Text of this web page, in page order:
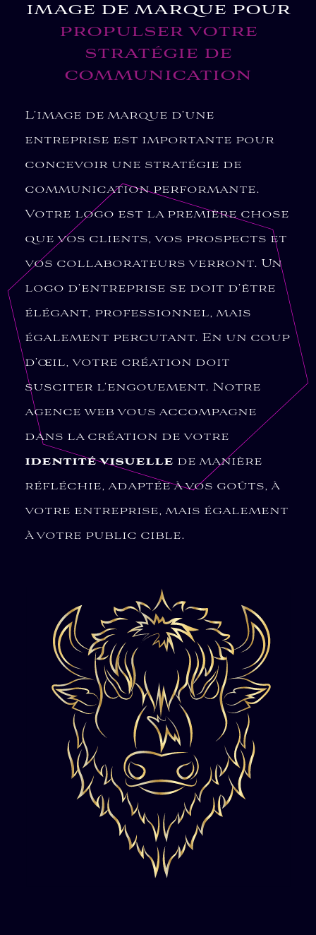
image de marque pour
propulser votre
stratégie de
communication
L’image de marque d’une
entreprise est importante pour
concevoir une stratégie de
communication performante.
Votre logo est la première chose
que vos clients, vos prospects et
vos collaborateurs verront. Un
logo d’entreprise se doit d’être
élégant, professionnel, mais
également percutant. En un coup
d’œil, votre création doit
susciter l’engouement. Notre
agence web vous accompagne
dans la création de votre
identité visuelle de manière
réfléchie, adaptée à vos goûts, à
votre entreprise, mais également
à votre public cible.